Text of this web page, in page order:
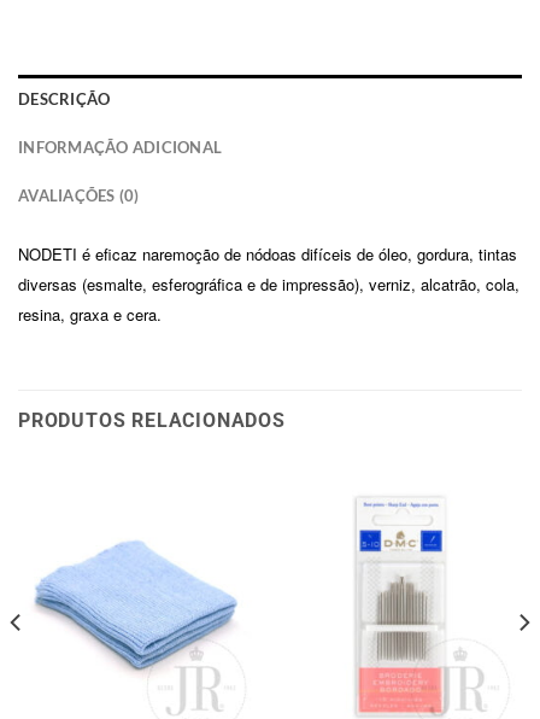
DESCRIÇÃO
INFORMAÇÃO ADICIONAL
AVALIAÇÕES (0)
NODETI é eficaz naremoção de nódoas difíceis de óleo, gordura, tintas
diversas (esmalte, esferográfica e de impressão), verniz, alcatrão, cola,
resina, graxa e cera.
PRODUTOS RELACIONADOS